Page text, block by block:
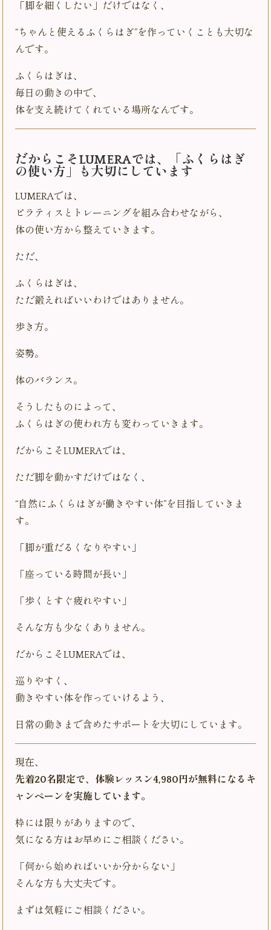
「脚を細くしたい」だけではなく、
“ちゃんと使えるふくらはぎ”を作っていくことも大切な
んです。
ふくらはぎは、
毎日の動きの中で、
体を支え続けてくれている場所なんです。
だからこそLUMERAでは、「ふくらはぎ
の使い方」も大切にしています
LUMERAでは、
ピラティスとトレーニングを組み合わせながら、
体の使い方から整えていきます。
ただ、
ふくらはぎは、
ただ鍛えればいいわけではありません。
歩き方。
姿勢。
体のバランス。
そうしたものによって、
ふくらはぎの使われ方も変わっていきます。
だからこそLUMERAでは、
ただ脚を動かすだけではなく、
“自然にふくらはぎが働きやすい体”を目指していきま
す。
「脚が重だるくなりやすい」
「座っている時間が長い」
「歩くとすぐ疲れやすい」
そんな方も少なくありません。
だからこそLUMERAでは、
巡りやすく、
動きやすい体を作っていけるよう、
日常の動きまで含めたサポートを大切にしています。
現在、
先着20名限定で、体験レッスン4,980円が無料になるキ
ャンペーンを実施しています。
枠には限りがありますので、
気になる方はお早めにご相談ください。
「何から始めればいいか分からない」
そんな方も大丈夫です。
まずは気軽にご相談ください。